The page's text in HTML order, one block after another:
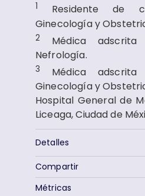
1
Residente de
Ginecología y
2
Médica
Nefrología.
3 Médica
Ginecología y
Hospital General de
Liceaga, Ciudad de
Detalles
Métricas
Compartir